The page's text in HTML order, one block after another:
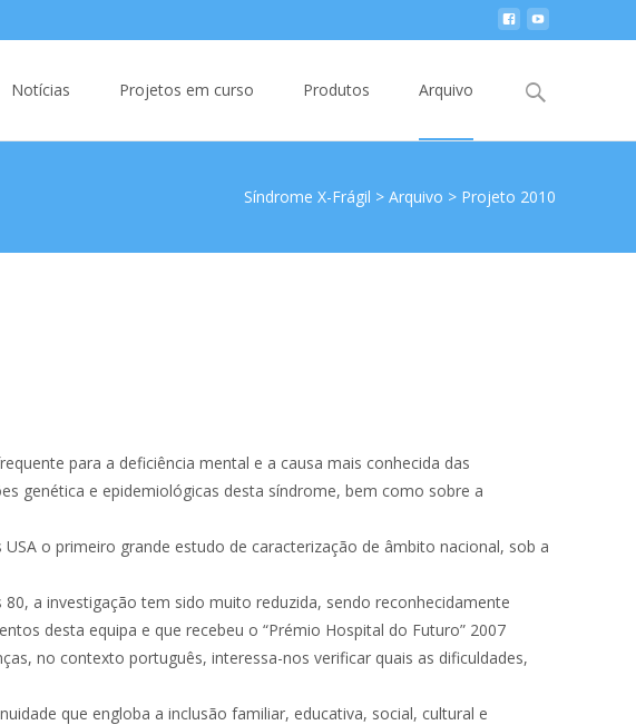
Notícias Projetos em curso Produtos Arquivo
Search
Síndrome X-Frágil > Arquivo > Projeto 2010
para a deficiência mental e a causa mais conhecida das
genética e epidemiológicas desta síndrome, bem como sobre a
o primeiro grande estudo de caracterização de âmbito nacional, sob a
a investigação tem sido muito reduzida, sendo reconhecidamente
desta equipa e que recebeu o “Prémio Hospital do Futuro” 2007
no contexto português, interessa-nos verificar quais as dificuldades,
que engloba a inclusão familiar, educativa, social, cultural e